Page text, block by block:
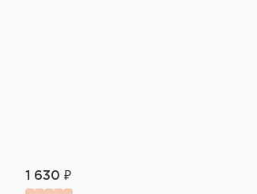
1 630 ₽